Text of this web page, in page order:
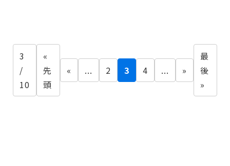
3
/
10
«
先
頭
« ... 2 3 4 ... »
最
後
»